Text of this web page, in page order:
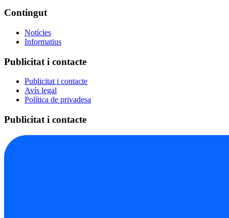
Contingut
Notícies
Informatius
Publicitat i contacte
Publicitat i contacte
Avís legal
Política de privadesa
Publicitat i contacte